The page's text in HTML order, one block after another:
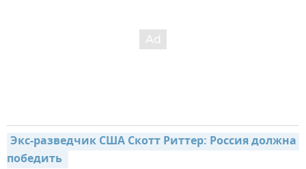
Экс-разведчик США Скотт Риттер: Россия должна
победить